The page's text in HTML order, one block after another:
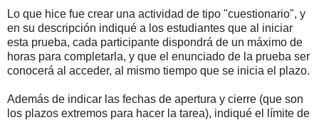
Lo que hice fue crear una actividad de tipo "cuestionario", y
en su descripción indiqué a los estudiantes que al iniciar
esta prueba, cada participante dispondrá de un máximo de
horas para completarla, y que el enunciado de la prueba ser
conocerá al acceder, al mismo tiempo que se inicia el plazo.
Además de indicar las fechas de apertura y cierre (que son
los plazos extremos para hacer la tarea), indiqué el límite de